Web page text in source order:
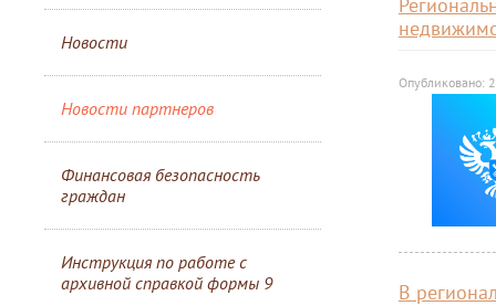
Новости
Новости партнеров
Финансовая безопасность
граждан
Инструкция по работе с
архивной справкой формы 9
Опубликовано:
В